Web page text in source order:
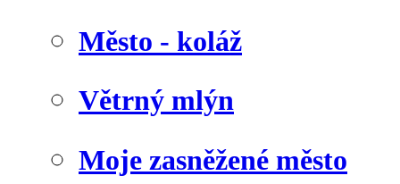
Město - koláž
Větrný mlýn
Moje zasněžené město